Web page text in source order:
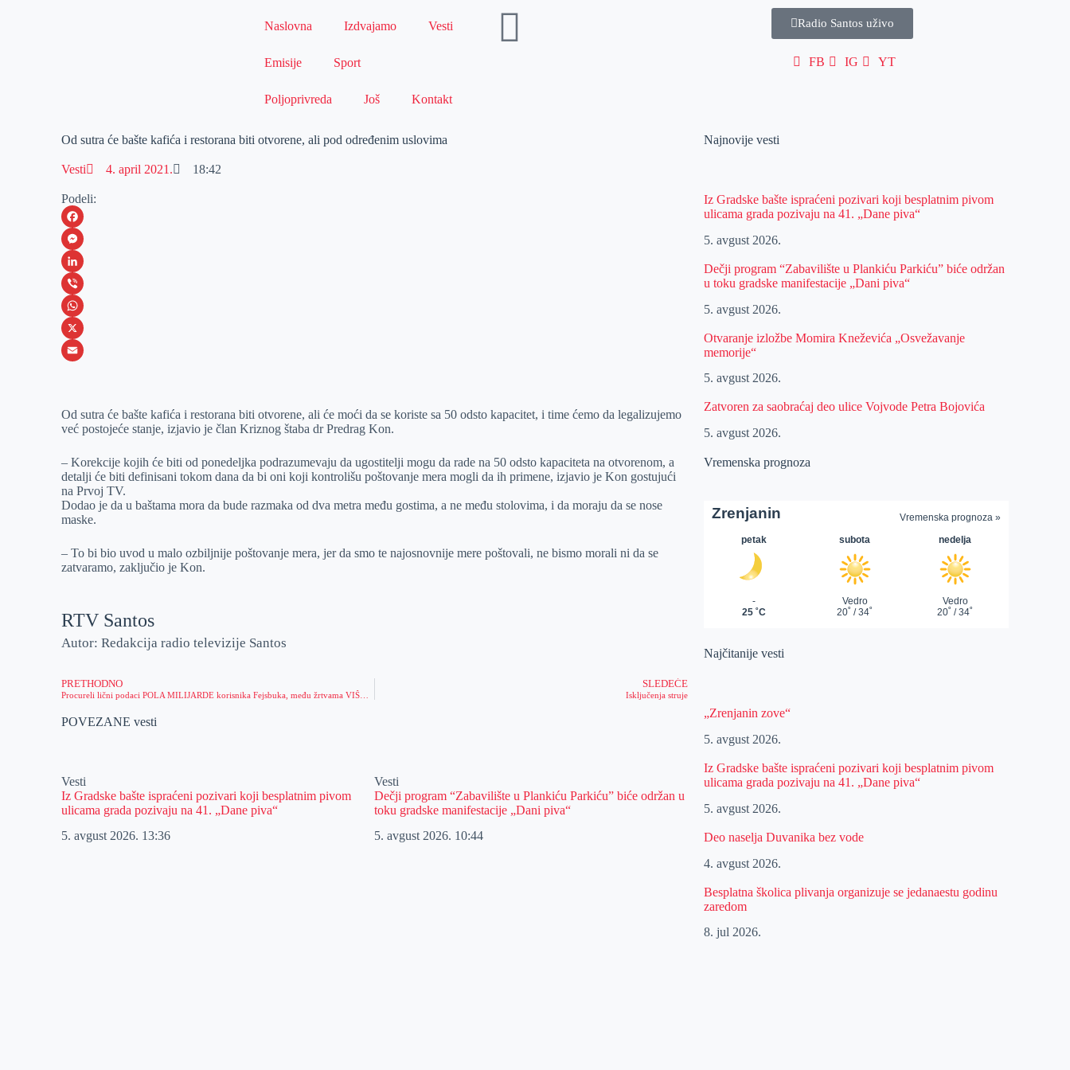
Naslovna Izdvajamo Vesti
Emisije Sport
Poljoprivreda Još Kontakt
Radio Santos uživo
FB IG YT
Od sutra će bašte kafića i restorana biti otvorene, ali pod određenim uslovima
Vesti 4. april 2021. 18:42
Podeli:
F
a
c
e
b
o
M
e
s
s
e
e
L
i
n
k
I
V
i
b
W
h
s
p
p
X
a
l
Od sutra će bašte kafića i restorana biti otvorene, ali će moći da se koriste sa 50 odsto kapacitet, i time ćemo da legalizujemo
već postojeće stanje, izjavio je član Kriznog štaba dr Predrag Kon.
– Korekcije kojih će biti od ponedeljka podrazumevaju da ugostitelji mogu da rade na 50 odsto kapaciteta na otvorenom, a
detalji će biti definisani tokom dana da bi oni koji kontrolišu poštovanje mera mogli da ih primene, izjavio je Kon gostujući
na Prvoj TV.
Dodao je da u baštama mora da bude razmaka od dva metra među gostima, a ne među stolovima, i da moraju da se nose
maske.
– To bi bio uvod u malo ozbiljnije poštovanje mera, jer da smo te najosnovnije mere poštovali, ne bismo morali ni da se
zatvaramo, zaključio je Kon.
RTV Santos
Autor: Redakcija radio televizije Santos
PRETHODNO SLEDEĆE
Isključenja struje
POVEZANE vesti
Vesti
Iz Gradske bašte ispraćeni pozivari koji besplatnim pivom
ulicama grada pozivaju na 41. „Dane piva“
5. avgust 2026. 13:36
Vesti
Dečji program “Zabavilište u Plankiću Parkiću” biće održan u
toku gradske manifestacije „Dani piva“
5. avgust 2026. 10:44
Najnovije vesti
Iz Gradske bašte ispraćeni pozivari koji besplatnim pivom
ulicama grada pozivaju na 41. „Dane piva“
5. avgust 2026.
Dečji program “Zabavilište u Plankiću Parkiću” biće održan
u toku gradske manifestacije „Dani piva“
5. avgust 2026.
Otvaranje izložbe Momira Kneževića „Osvežavanje
memorije“
5. avgust 2026.
Zatvoren za saobraćaj deo ulice Vojvode Petra Bojovića
5. avgust 2026.
Vremenska prognoza
Najčitanije vesti
„Zrenjanin zove“
5. avgust 2026.
Iz Gradske bašte ispraćeni pozivari koji besplatnim pivom
ulicama grada pozivaju na 41. „Dane piva“
5. avgust 2026.
Deo naselja Duvanika bez vode
4. avgust 2026.
Besplatna školica plivanja organizuje se jedanaestu godinu
zaredom
8. jul 2026.